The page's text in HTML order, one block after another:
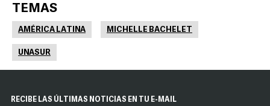
TEMAS
AMÉRICA LATINA MICHELLE BACHELET
UNASUR
RECIBE LAS ÚLTIMAS NOTICIAS EN TU E-MAIL